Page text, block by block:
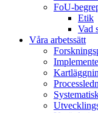
FoU-
Etik
Vad
Våra arbetssätt